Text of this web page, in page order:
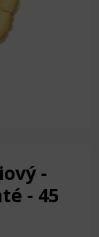
-
- 45